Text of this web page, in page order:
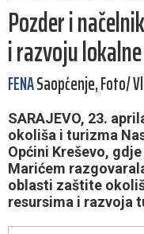
Pozder i
i razvoju
FENASaopćenje, Foto/
SARAJEVO, 23.
okoliša i turizma
Općini Kreševo,
Marićem
oblasti zaštite
resursima i razvoja